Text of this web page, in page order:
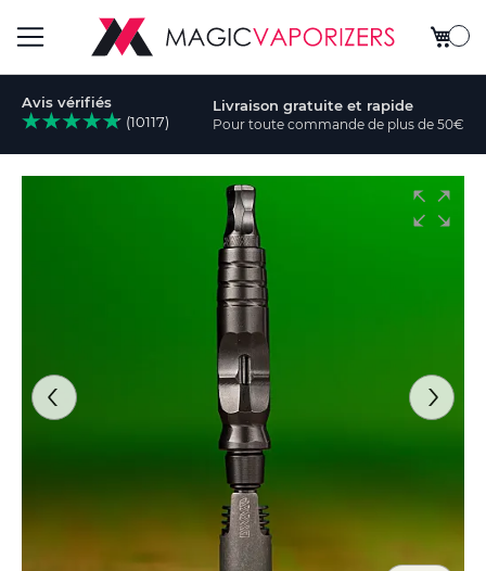
Basculer
la
navigation
Mon
Avis vérifiés
(10117)
Livraison gratuite et rapide
Pour toute commande de plus de 50€